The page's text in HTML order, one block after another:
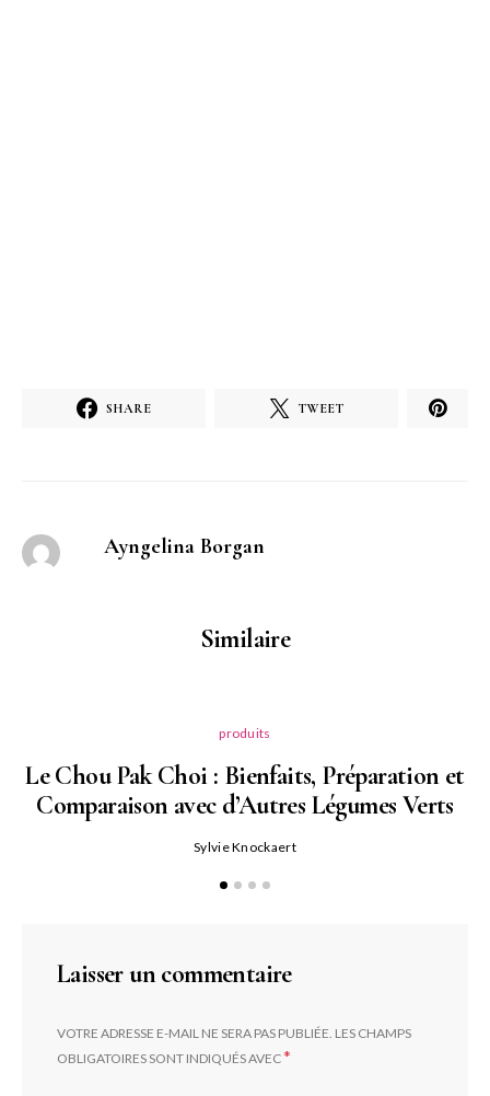
SHARE TWEET
Ayngelina Borgan
Similaire
produits
Le Chou Pak Choi : Bienfaits, Préparation et
Comparaison avec d’Autres Légumes Verts
Sylvie Knockaert
Laisser un commentaire
VOTRE ADRESSE E-MAIL NE SERA PAS PUBLIÉE. LES CHAMPS
OBLIGATOIRES SONT INDIQUÉS AVEC*